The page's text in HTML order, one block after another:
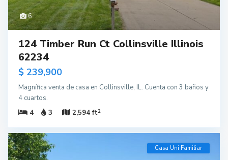
6
124 Timber Run Ct Collinsville Illinois
62234
$ 239,900
Magnífica venta de casa en Collinsville, IL. Cuenta con 3 baños y
4 cuartos.
4
3 2,594 ft2
Casa Uni Familiar